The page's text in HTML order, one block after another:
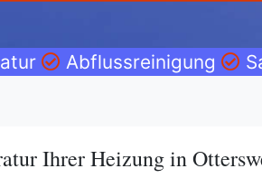
Abflussreinigung
Ihrer Heizung in